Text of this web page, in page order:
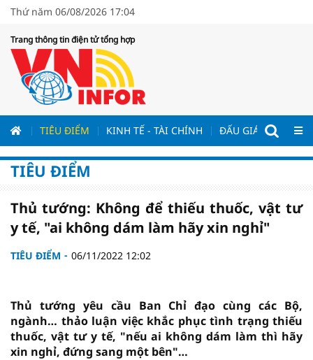
Thứ năm 06/08/2026 17:04
Trang thông tin điện tử tổng hợp
TIÊU ĐIỂM KINH TẾ - TÀI CHÍNH ĐẤU GIÁ - ĐẤU
TIÊU ĐIỂM
Thủ tướng: Không để thiếu thuốc, vật tư
y tế, "ai không dám làm hãy xin nghỉ"
TIÊU ĐIỂM 06/11/2022 12:02
Thủ tướng yêu cầu Ban Chỉ đạo cùng các Bộ,
ngành… thảo luận việc khắc phục tình trạng thiếu
thuốc, vật tư y tế, "nếu ai không dám làm thì hãy
xin nghỉ, đứng sang một bên"…